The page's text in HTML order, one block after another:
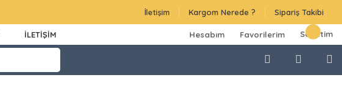
İletişim Kargom Nerede ? Sipariş Takibi
İLETİŞİM Hesabım Favorilerim Sepetim